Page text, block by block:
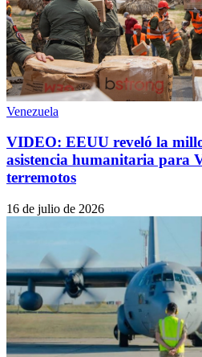
Venezuela
VIDEO: EEUU reveló la
asistencia humanitaria para
terremotos
16 de julio de 2026